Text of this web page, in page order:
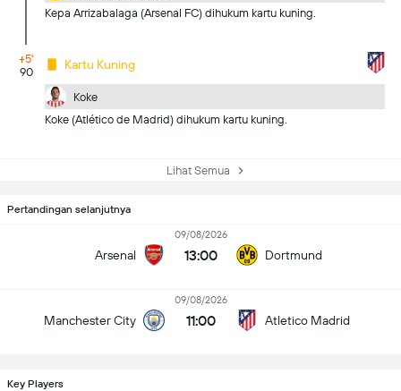
Kepa Arrizabalaga (Arsenal FC) dihukum kartu kuning.
+5'
90
Kartu Kuning
Koke
Koke (Atlético de Madrid) dihukum kartu kuning.
Lihat Semua
Pertandingan selanjutnya
Arsenal
09/08/2026
13:00 Dortmund
Manchester City
09/08/2026
11:00 Atletico Madrid
Key Players